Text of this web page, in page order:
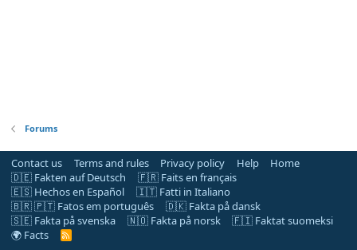
Forums
Contact us Terms and rules Privacy policy Help
Home
🇩🇪 Fakten auf Deutsch
🇫🇷 Faits en français
🇪🇸 Hechos en Español
🇮🇹 Fatti in Italiano
🇧🇷 🇵🇹 Fatos em português
🇩🇰 Fakta på dansk
🇸🇪 Fakta på svenska
🇳🇴 Fakta på norsk
🇫🇮 Faktat suomeksi
🌍 Facts
R